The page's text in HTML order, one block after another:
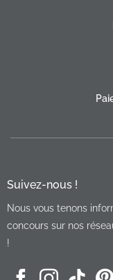
Suivez-nous !
Nous vous tenons
concours sur nos
!